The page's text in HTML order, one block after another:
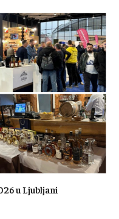
u Ljubljani